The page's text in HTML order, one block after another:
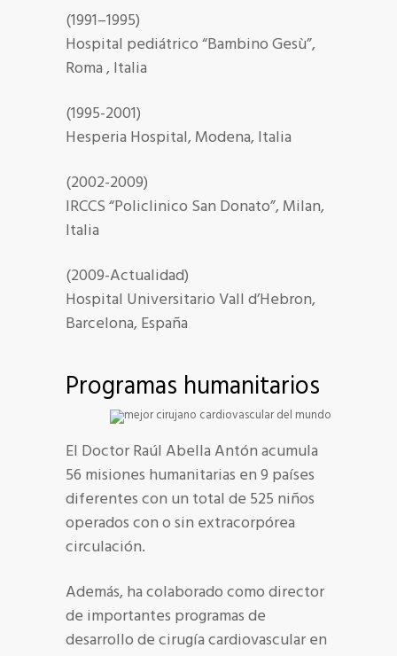
(1991–1995)
Hospital pediátrico “Bambino Gesù”,
Roma , Italia
(1995-2001)
Hesperia Hospital, Modena, Italia
(2002-2009)
IRCCS “Policlinico San Donato”, Milan,
Italia
(2009-Actualidad)
Hospital Universitario Vall d’Hebron,
Barcelona, España
Programas humanitarios
El Doctor Raúl Abella Antón acumula
56 misiones humanitarias en 9 países
diferentes con un total de 525 niños
operados con o sin extracorpórea
circulación.
Además, ha colaborado como director
de importantes programas de
desarrollo de cirugía cardiovascular en